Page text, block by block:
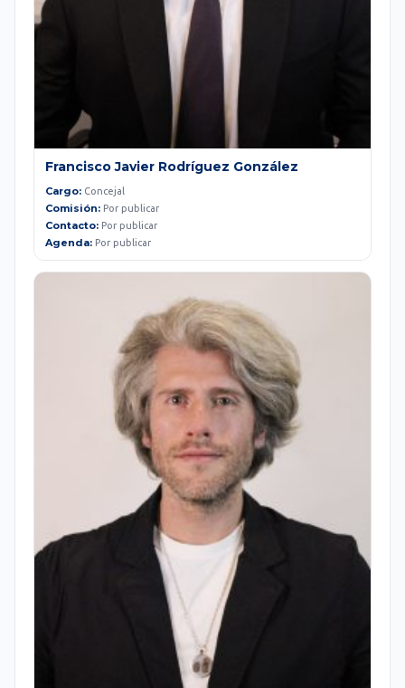
Francisco Javier Rodríguez González
Cargo: Concejal
Comisión: Por publicar
Contacto: Por publicar
Agenda: Por publicar